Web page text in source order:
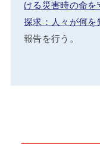
ける災害時の命を
探求：人々が何を
報告を行う。